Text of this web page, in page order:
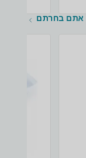
אתם בחרתם